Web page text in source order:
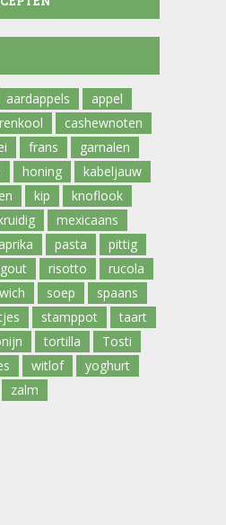
aardappels
appel
cashewnoten
frans
garnalen
honing
kabeljauw
kip
knoflook
mexicaans
pasta
pittig
risotto
rucola
soep
spaans
stamppot
taart
tortilla
Tosti
witlof
yoghurt
zalm